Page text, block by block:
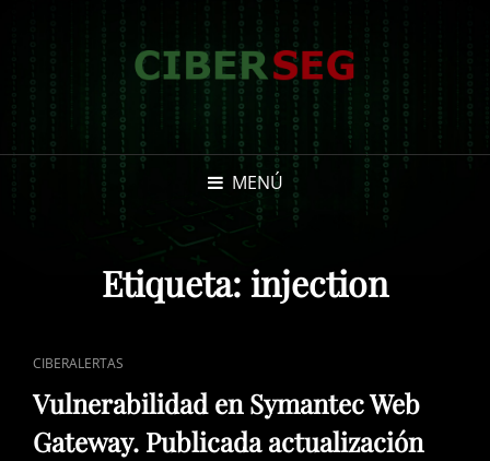
MENÚ
Etiqueta: injection
ENLACES
DE
CATEGORÍAS
CIBERALERTAS
Vulnerabilidad en Symantec Web
Gateway. Publicada actualización